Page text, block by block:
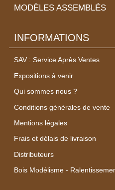
MODÈLES ASSEMBLÉS
INFORMATIONS
SAV : Service Après Ventes
Expositions à venir
Qui sommes nous ?
Conditions générales de vente
Mentions légales
Frais et délais de livraison
Distributeurs
Bois Modélisme -